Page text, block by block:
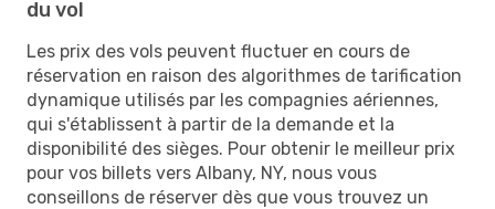
du vol
Les prix des vols peuvent fluctuer en cours de
réservation en raison des algorithmes de tarification
dynamique utilisés par les compagnies aériennes,
qui s'établissent à partir de la demande et la
disponibilité des sièges. Pour obtenir le meilleur prix
pour vos billets vers Albany, NY, nous vous
conseillons de réserver dès que vous trouvez un